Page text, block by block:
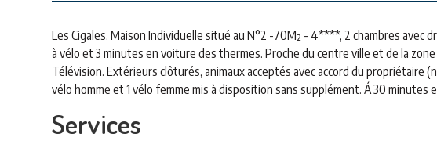
Les Cigales. Maison Individuelle situé au N°2 -70M² - 4****, 2 chambres avec
à vélo et 3 minutes en voiture des thermes. Proche du centre ville et de la
Télévision. Extérieurs clôturés, animaux acceptés avec accord du propriétaire
vélo homme et 1 vélo femme mis à disposition sans supplément. Á 30 minutes
Services